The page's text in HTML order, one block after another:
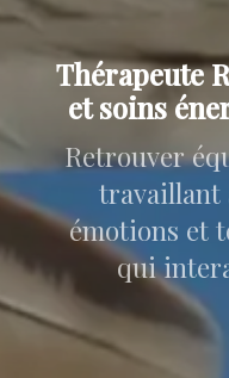
Thérapeute
et soins
Retrouver
travaillant
émotions et
qui